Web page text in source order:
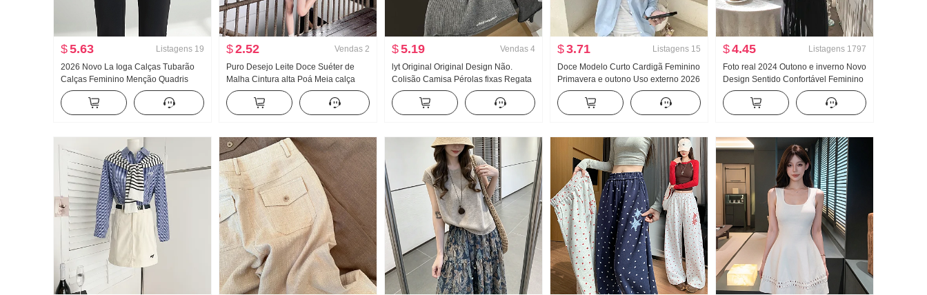
$5.63 Listagens 19
2026 Novo La Ioga Calças Tubarão
Calças Feminino Menção Quadris
Calças Apertado Fitness Dança Pula
Figura Treinamento Serviço
$2.52 Vendas 2
Puro Desejo Leite Doce Suéter de
Malha Cintura alta Poá Meia calça
Saia curta Para pessoas baixas Han
Departamento Dopamina Beleza
incrível Vestir Pegue Um conjunto
$5.19 Vendas 4
lyt Original Original Design Não.
Colisão Camisa Pérolas fixas Regata
Malha Top Feminino Verão Novo
Efeito emagrecedor
$3.71 Listagens 15
Doce Modelo Curto Cardigã Feminino
Primavera e outono Uso externo 2026
Novo Fora Pegue Início do outono
chic Este ano Popular De Malha
Casaco
$4.45 Listagens 1797
Foto real 2024 Outono e inverno Novo
Design Sentido Confortável Feminino
Cintura elástica Casual Calça
comprida Moletons com capuz Gola V
Top Conjunto